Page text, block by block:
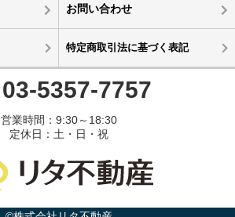
お問い合わせ
特定商取引法に基づく表記
03-5357-7757
営業時間：9:30～18:30
定休日：土・日・祝